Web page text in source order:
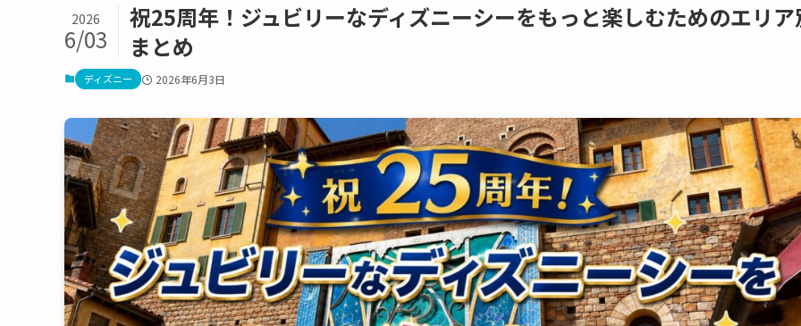
祝25周年！ジュビリーなディズニーシーをもっと楽しむためのエリア
まとめ
2026
6/03
ディズニー 2026年6月3日